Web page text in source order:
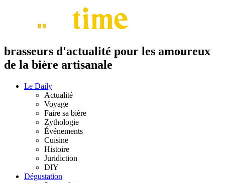
brasseurs d'actualité pour les amoureux
de la bière artisanale
Le Daily
Actualité
Voyage
Faire sa bière
Zythologie
Événements
Cuisine
Histoire
Juridiction
DIY
Dégustation